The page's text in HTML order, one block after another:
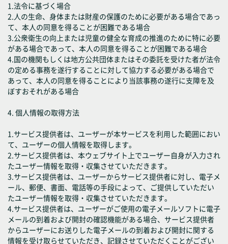
1.法令に基づく場合
2.人の生命、身体または財産の保護のために必要がある場合であっ
て、本人の同意を得ることが困難である場合
3.公衆衛生の向上または児童の健全な育成の推進のために特に必要
がある場合であって、本人の同意を得ることが困難である場合
4.国の機関もしくは地方公共団体またはその委託を受けた者が法令
の定める事務を遂行することに対して協力する必要がある場合で
あって、本人の同意を得ることにより当該事務の遂行に支障を及
ぼすおそれがある場合
4. 個人情報の取得方法
1.サービス提供者は、ユーザーが本サービスを利用した範囲におい
て、ユーザーの個人情報を取得します。
2.サービス提供者は、本ウェブサイト上でユーザー自身が入力され
たユーザー情報を取得・収集させていただきます。
3.サービス提供者は、ユーザーからサービス提供者に対し、電子メ
ール、郵便、書面、電話等の手段によって、ご提供していただい
たユーザー情報を取得・収集させていただきます。
4.サービス提供者は、ユーザーがご使用の電子メールソフトに電子
メールの到着および開封の確認機能がある場合、サービス提供者
からユーザーにお送りした電子メールの到着および開封に関する
情報を受け取らせていただき、記録させていただくことがござい